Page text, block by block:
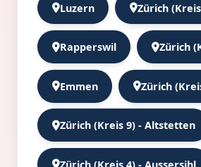
Luzern Zürich
Rapperswil Zürich
Emmen Zürich
Zürich (Kreis 9) - Altstetten